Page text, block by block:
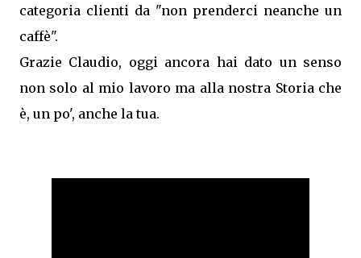
categoria clienti da "non prenderci neanche un
caffè".
Grazie Claudio, oggi ancora hai dato un senso
non solo al mio lavoro ma alla nostra Storia che
è, un po', anche la tua.